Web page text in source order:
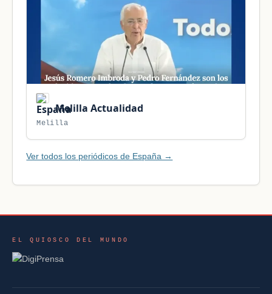
Melilla Actualidad
Melilla
Ver todos los periódicos de España →
EL QUIOSCO DEL MUNDO